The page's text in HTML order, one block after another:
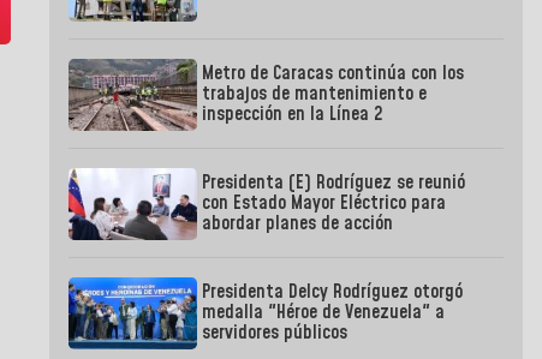
Metro de Caracas continúa con los
trabajos de mantenimiento e
inspección en la Línea 2
Presidenta (E) Rodríguez se reunió
con Estado Mayor Eléctrico para
abordar planes de acción
Presidenta Delcy Rodríguez otorgó
medalla "Héroe de Venezuela" a
servidores públicos